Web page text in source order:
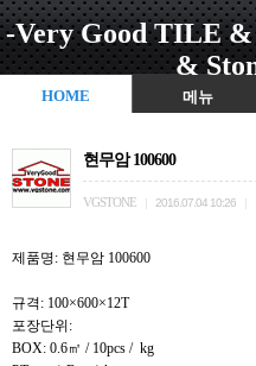
-Very Good TILE
&
HOME 메뉴
현무암 100600
VGSTONE 2016.07.04 10:26
제품명: 현무암 100600
규격: 100×600×12T
포장단위:
BOX: 0.6㎡ / 10pcs / kg